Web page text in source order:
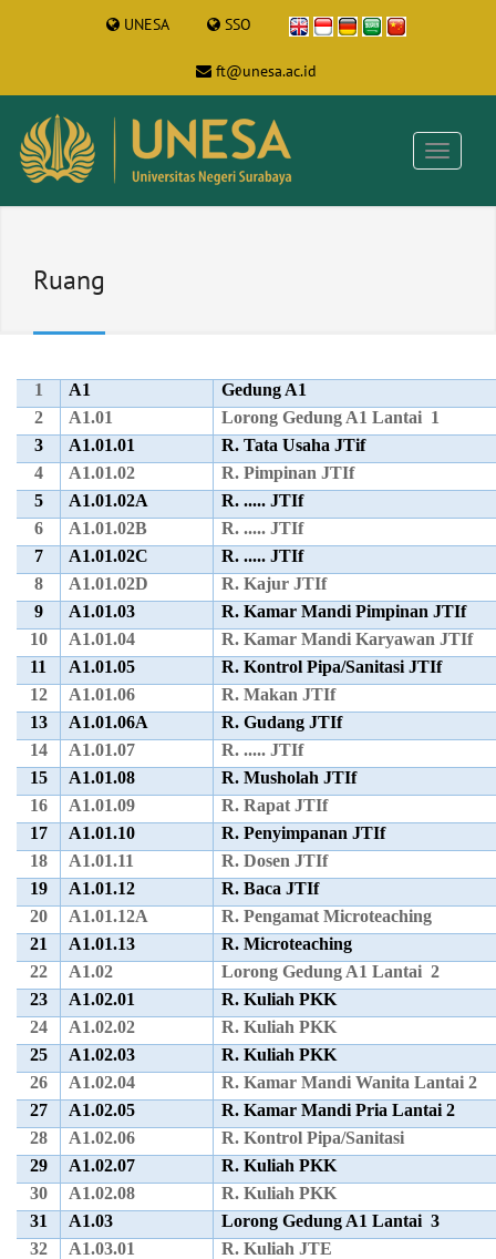
UNESA SSO
ft@unesa.ac.id
Ruang
1 A1
Gedung A1
2
A1.01
Lorong Gedung A1 Lantai 1
3
A1.01.01
R. Tata Usaha JTif
4
A1.01.02
R. Pimpinan JTIf
5
A1.01.02A
R. ..... JTIf
6
A1.01.02B
R. ..... JTIf
7
A1.01.02C
R. ..... JTIf
8
A1.01.02D
R. Kajur JTIf
9
A1.01.03
R. Kamar Mandi Pimpinan JTIf
10
A1.01.04
R. Kamar Mandi Karyawan JTIf
11
A1.01.05
R. Kontrol Pipa/Sanitasi JTIf
12
A1.01.06
R. Makan JTIf
13
A1.01.06A
R. Gudang JTIf
14
A1.01.07
R. ..... JTIf
15
A1.01.08
R. Musholah JTIf
16
A1.01.09
R. Rapat JTIf
17
A1.01.10
R. Penyimpanan JTIf
18
A1.01.11
R. Dosen JTIf
19
A1.01.12
R. Baca JTIf
20
A1.01.12A
R. Pengamat Microteaching
21
A1.01.13
R. Microteaching
22
A1.02
Lorong Gedung A1 Lantai 2
23
A1.02.01
R. Kuliah PKK
24
A1.02.02
R. Kuliah PKK
25
A1.02.03
R. Kuliah PKK
26
A1.02.04
R. Kamar Mandi Wanita Lantai 2
27
A1.02.05
R. Kamar Mandi Pria Lantai 2
28
A1.02.06
R. Kontrol Pipa/Sanitasi
29
A1.02.07
R. Kuliah PKK
30
A1.02.08
R. Kuliah PKK
31
A1.03
Lorong Gedung A1 Lantai 3
32
A1.03.01
R. Kuliah JTE